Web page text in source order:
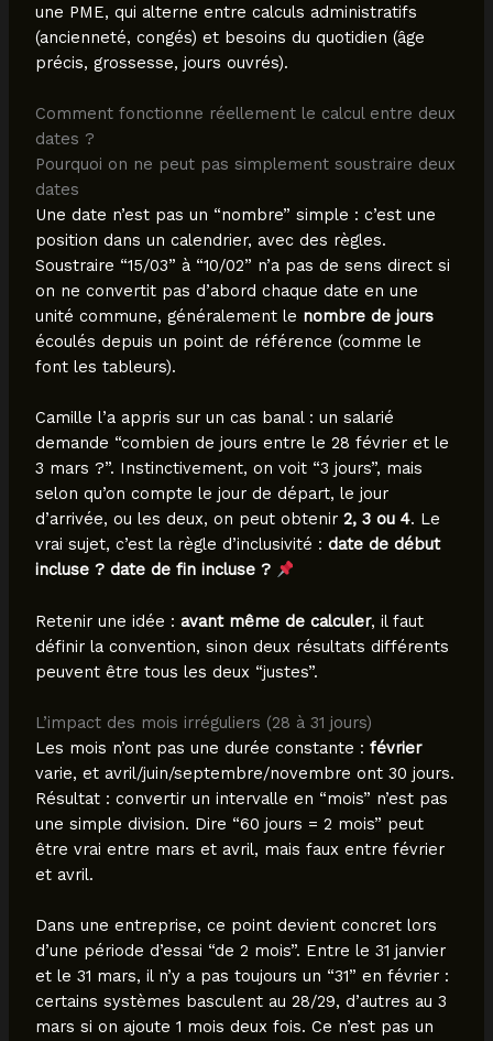
une PME, qui alterne entre calculs administratifs
(ancienneté, congés) et besoins du quotidien (âge
précis, grossesse, jours ouvrés).
Comment fonctionne réellement le calcul entre deux
dates ?
Pourquoi on ne peut pas simplement soustraire deux
dates
Une date n’est pas un “nombre” simple : c’est une
position dans un calendrier, avec des règles.
Soustraire “15/03” à “10/02” n’a pas de sens direct si
on ne convertit pas d’abord chaque date en une
unité commune, généralement le nombre de jours
écoulés depuis un point de référence (comme le
font les tableurs).
Camille l’a appris sur un cas banal : un salarié
demande “combien de jours entre le 28 février et le
3 mars ?”. Instinctivement, on voit “3 jours”, mais
selon qu’on compte le jour de départ, le jour
d’arrivée, ou les deux, on peut obtenir 2, 3 ou 4. Le
vrai sujet, c’est la règle d’inclusivité : date de début
incluse ? date de fin incluse ?
Retenir une idée : avant même de calculer, il faut
définir la convention, sinon deux résultats différents
peuvent être tous les deux “justes”.
L’impact des mois irréguliers (28 à 31 jours)
Les mois n’ont pas une durée constante : février
varie, et avril/juin/septembre/novembre ont 30 jours.
Résultat : convertir un intervalle en “mois” n’est pas
une simple division. Dire “60 jours = 2 mois” peut
être vrai entre mars et avril, mais faux entre février
et avril.
Dans une entreprise, ce point devient concret lors
d’une période d’essai “de 2 mois”. Entre le 31 janvier
et le 31 mars, il n’y a pas toujours un “31” en février :
certains systèmes basculent au 28/29, d’autres au 3
mars si on ajoute 1 mois deux fois. Ce n’est pas un